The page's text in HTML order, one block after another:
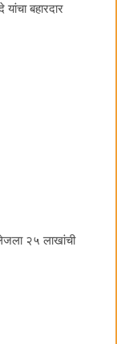
बहारदार
२५ लाखांची